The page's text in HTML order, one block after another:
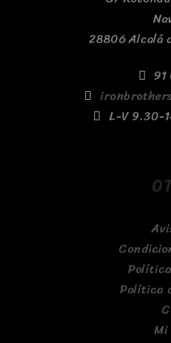
28806 Alcalá
L-V 9.30-
Política